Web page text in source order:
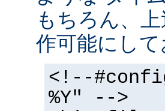
もちろん、
作可能にし
<!--
%Y" -->